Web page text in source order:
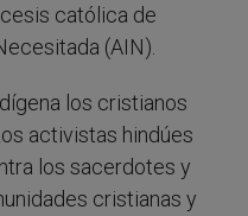
católica de
(AIN).
los cristianos
activistas hindúes
los sacerdotes y
cristianas y